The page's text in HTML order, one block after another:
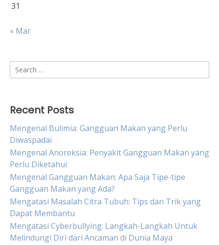
31
« Mar
Search
for:
Recent Posts
Mengenal Bulimia: Gangguan Makan yang Perlu
Diwaspadai
Mengenal Anoreksia: Penyakit Gangguan Makan yang
Perlu Diketahui
Mengenal Gangguan Makan: Apa Saja Tipe-tipe
Gangguan Makan yang Ada?
Mengatasi Masalah Citra Tubuh: Tips dan Trik yang
Dapat Membantu
Mengatasi Cyberbullying: Langkah-Langkah Untuk
Melindungi Diri dari Ancaman di Dunia Maya